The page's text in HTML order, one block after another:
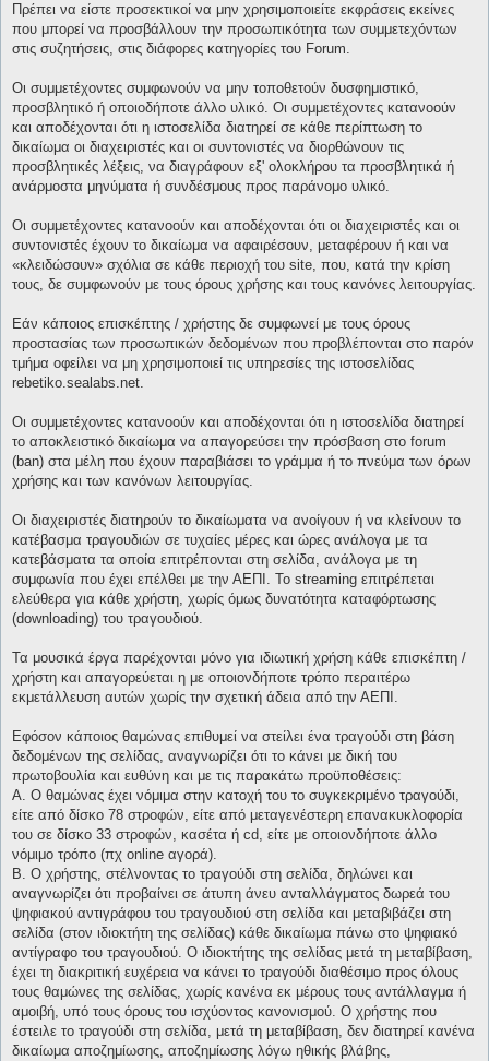
Πρέπει να είστε προσεκτικοί να μην χρησιμοποιείτε εκφράσεις εκείνες
που μπορεί να προσβάλλουν την προσωπικότητα των συμμετεχόντων
στις συζητήσεις, στις διάφορες κατηγορίες του Forum.
Οι συμμετέχοντες συμφωνούν να μην τοποθετούν δυσφημιστικό,
προσβλητικό ή οποιοδήποτε άλλο υλικό. Οι συμμετέχοντες κατανοούν
και αποδέχονται ότι η ιστοσελίδα διατηρεί σε κάθε περίπτωση το
δικαίωμα οι διαχειριστές και οι συντονιστές να διορθώνουν τις
προσβλητικές λέξεις, να διαγράφουν εξ' ολοκλήρου τα προσβλητικά ή
ανάρμοστα μηνύματα ή συνδέσμους προς παράνομο υλικό.
Οι συμμετέχοντες κατανοούν και αποδέχονται ότι οι διαχειριστές και οι
συντονιστές έχουν το δικαίωμα να αφαιρέσουν, μεταφέρουν ή και να
«κλειδώσουν» σχόλια σε κάθε περιοχή του site, που, κατά την κρίση
τους, δε συμφωνούν με τους όρους χρήσης και τους κανόνες λειτουργίας.
Εάν κάποιος επισκέπτης / χρήστης δε συμφωνεί με τους όρους
προστασίας των προσωπικών δεδομένων που προβλέπονται στο παρόν
τμήμα οφείλει να μη χρησιμοποιεί τις υπηρεσίες της ιστοσελίδας
rebetiko.sealabs.net.
Οι συμμετέχοντες κατανοούν και αποδέχονται ότι η ιστοσελίδα διατηρεί
το αποκλειστικό δικαίωμα να απαγορεύσει την πρόσβαση στο forum
(ban) στα μέλη που έχουν παραβιάσει το γράμμα ή το πνεύμα των όρων
χρήσης και των κανόνων λειτουργίας.
Οι διαχειριστές διατηρούν το δικαίωματα να ανοίγουν ή να κλείνουν το
κατέβασμα τραγουδιών σε τυχαίες μέρες και ώρες ανάλογα με τα
κατεβάσματα τα οποία επιτρέπονται στη σελίδα, ανάλογα με τη
συμφωνία που έχει επέλθει με την ΑΕΠΙ. Το streaming επιτρέπεται
ελεύθερα για κάθε χρήστη, χωρίς όμως δυνατότητα καταφόρτωσης
(downloading) του τραγουδιού.
Τα μουσικά έργα παρέχονται μόνο για ιδιωτική χρήση κάθε επισκέπτη /
χρήστη και απαγορεύεται η με οποιονδήποτε τρόπο περαιτέρω
εκμετάλλευση αυτών χωρίς την σχετική άδεια από την ΑΕΠΙ.
Εφόσον κάποιος θαμώνας επιθυμεί να στείλει ένα τραγούδι στη βάση
δεδομένων της σελίδας, αναγνωρίζει ότι το κάνει με δική του
πρωτοβουλία και ευθύνη και με τις παρακάτω προϋποθέσεις:
Α. Ο θαμώνας έχει νόμιμα στην κατοχή του το συγκεκριμένο τραγούδι,
είτε από δίσκο 78 στροφών, είτε από μεταγενέστερη επανακυκλοφορία
του σε δίσκο 33 στροφών, κασέτα ή cd, είτε με οποιονδήποτε άλλο
νόμιμο τρόπο (πχ online αγορά).
Β. Ο χρήστης, στέλνοντας το τραγούδι στη σελίδα, δηλώνει και
αναγνωρίζει ότι προβαίνει σε άτυπη άνευ ανταλλάγματος δωρεά του
ψηφιακού αντιγράφου του τραγουδιού στη σελίδα και μεταβιβάζει στη
σελίδα (στον ιδιοκτήτη της σελίδας) κάθε δικαίωμα πάνω στο ψηφιακό
αντίγραφο του τραγουδιού. Ο ιδιοκτήτης της σελίδας μετά τη μεταβίβαση,
έχει τη διακριτική ευχέρεια να κάνει το τραγούδι διαθέσιμο προς όλους
τους θαμώνες της σελίδας, χωρίς κανένα εκ μέρους τους αντάλλαγμα ή
αμοιβή, υπό τους όρους του ισχύοντος κανονισμού. Ο χρήστης που
έστειλε το τραγούδι στη σελίδα, μετά τη μεταβίβαση, δεν διατηρεί κανένα
δικαίωμα αποζημίωσης, αποζημίωσης λόγω ηθικής βλάβης,